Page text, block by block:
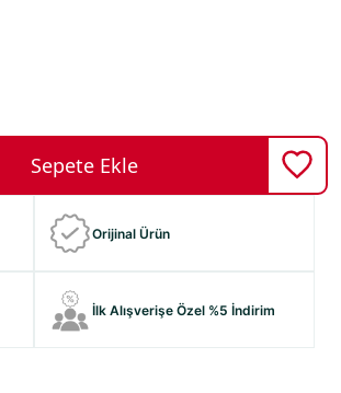
Orijinal Ürün
İlk Alışverişe Özel %5 İndirim